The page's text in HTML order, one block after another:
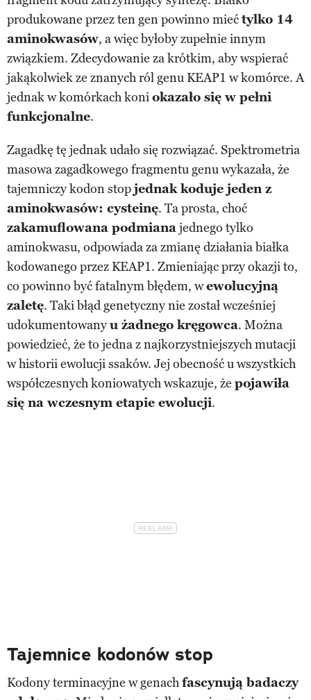
produkowane przez ten gen powinno miećtylko 14
aminokwasów, a więc byłoby zupełnie innym
związkiem. Zdecydowanie za krótkim, aby wspierać
jakąkolwiek ze znanych ról genu KEAP1 w komórce. A
jednak w komórkach koniokazało się w pełni
funkcjonalne.
Zagadkę tę jednak udało się rozwiązać. Spektrometria
masowa zagadkowego fragmentu genu wykazała, że
tajemniczy kodon stopjednak koduje jeden z
aminokwasów: cysteinę. Ta prosta, choć
zakamuflowana podmianajednego tylko
aminokwasu, odpowiada za zmianę działania białka
kodowanego przez KEAP1. Zmieniając przy okazji to,
co powinno być fatalnym błędem, wewolucyjną
zaletę. Taki błąd genetyczny nie został wcześniej
udokumentowanyu żadnego kręgowca. Można
powiedzieć, że to jedna z najkorzystniejszych mutacji
w historii ewolucji ssaków. Jej obecność u wszystkich
współczesnych koniowatych wskazuje, że pojawiła
się na wczesnym etapie ewolucji.
Tajemnice kodonów stop
Kodony terminacyjne w genachfascynują badaczy